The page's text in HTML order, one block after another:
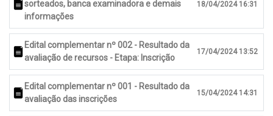
sorteados, banca examinadora e demais
informações
18/04/2024 16:31
Edital complementar nº 002 - Resultado da
avaliação de recursos - Etapa: Inscrição
17/04/2024 13:52
Edital complementar nº 001 - Resultado da
avaliação das inscrições
15/04/2024 14:31